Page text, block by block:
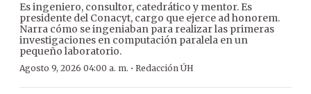
Es ingeniero, consultor, catedrático y mentor. Es
presidente del Conacyt, cargo que ejerce ad honorem.
Narra cómo se ingeniaban para realizar las primeras
investigaciones en computación paralela en un
pequeño laboratorio.
Agosto 9, 2026 04:00 a. m. · Redacción ÚH